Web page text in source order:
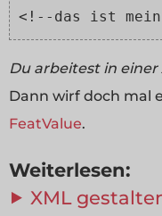
<!--das ist
Du arbeitest in
Dann wirf doch mal
FeatValue.
Weiterlesen:
⯈ XML